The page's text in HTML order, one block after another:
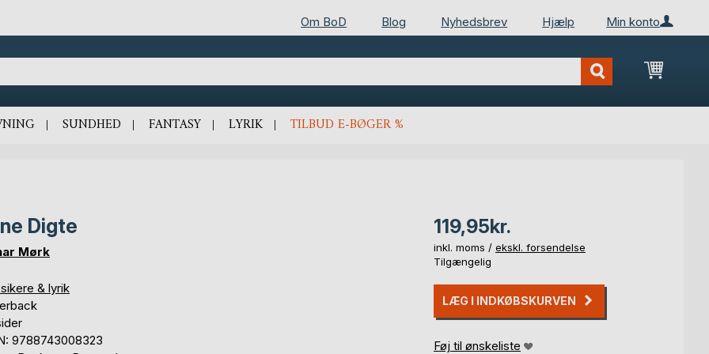
Min konto
Om BoD Blog Nyhedsbrev Hjælp
Min
SUNDHED FANTASY LYRIK TILBUD E-BØGER %
Digte
Mørk
& lyrik
9788743008323
119,95kr.
inkl. moms / ekskl. forsendelse
Tilgængelig
LÆG I INDKØBSKURVEN
Føj til ønskeliste